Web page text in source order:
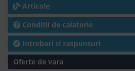
Articole
Conditii de calatorie
Intrebari si raspunsuri
Oferte de vara
LEI EURO